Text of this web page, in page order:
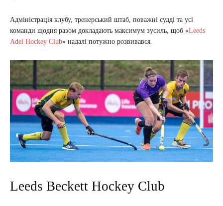
Адміністрація клубу, тренерський штаб, поважні судді та усі
команди щодня разом докладають максимум зусиль, щоб «Leeds
Adel Hockey Club» надалі потужно розвивався.
Leeds Beckett Hockey Club